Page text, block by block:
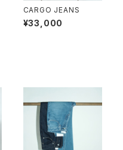
CARGO JEANS
¥33,000